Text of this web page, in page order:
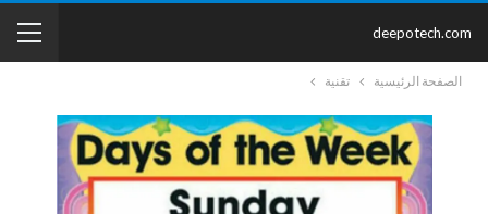
deepotech.com
الصفحة الرئيسية تقنية